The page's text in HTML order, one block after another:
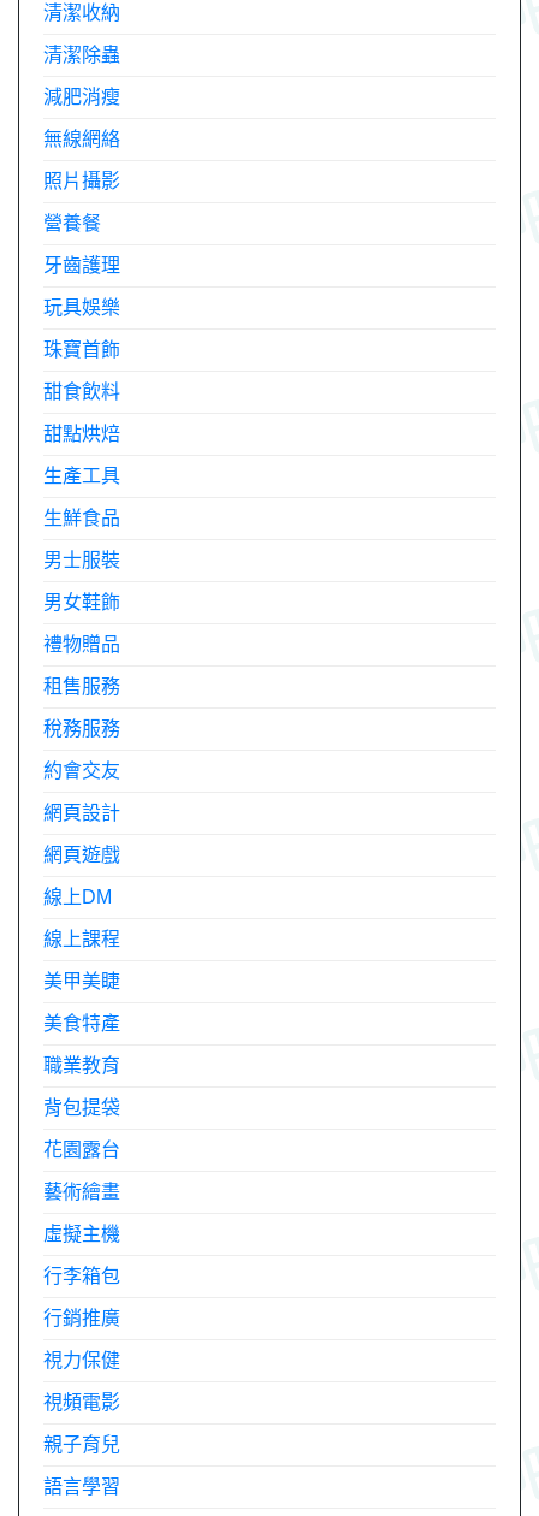
清潔收納
清潔除蟲
減肥消瘦
無線網絡
照片攝影
營養餐
牙齒護理
玩具娛樂
珠寶首飾
甜食飲料
甜點烘焙
生產工具
生鮮食品
男士服裝
男女鞋飾
禮物贈品
租售服務
稅務服務
約會交友
網頁設計
網頁遊戲
線上DM
線上課程
美甲美睫
美食特產
職業教育
背包提袋
花園露台
藝術繪畫
虛擬主機
行李箱包
行銷推廣
視力保健
視頻電影
親子育兒
語言學習